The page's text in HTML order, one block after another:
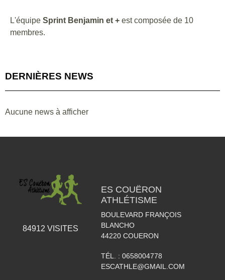
L'équipe Sprint Benjamin et + est composée de 10
membres.
DERNIÈRES NEWS
Aucune news à afficher
84912 VISITES
ES COUËRON
ATHLÉTISME
BOULEVARD FRANÇOIS
BLANCHO
44220 COUERON
TÉL. : 0658004778
ESCATHLE@GMAIL.COM